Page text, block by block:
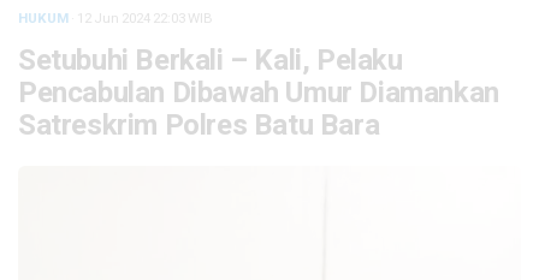
HUKUM · 12 Jun 2024 22:03WIB
Setubuhi Berkali – Kali, Pelaku
Pencabulan Dibawah Umur Diamankan
Satreskrim Polres Batu Bara